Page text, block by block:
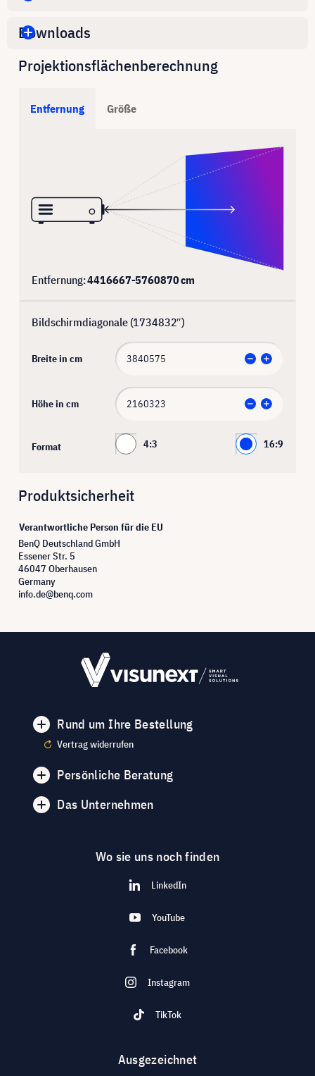
Downloads
Projektionsflächenberechnung
Entfernung Größe
Entfernung:4416667-5760870cm
Bildschirmdiagonale (1734832″)
Breite in cm
Höhe in cm
Format 4:3 16:9
Produktsicherheit
Verantwortliche Person für die EU
BenQ Deutschland GmbH
Essener Str. 5
46047 Oberhausen
Germany
info.de@benq.com
Rund um Ihre Bestellung
Vertrag widerrufen
Persönliche Beratung
Das Unternehmen
Wo sie uns noch finden
LinkedIn
YouTube
Facebook
Instagram
TikTok
Ausgezeichnet